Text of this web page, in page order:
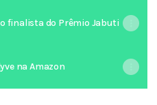
finalista do Prêmio Jabuti
na Amazon